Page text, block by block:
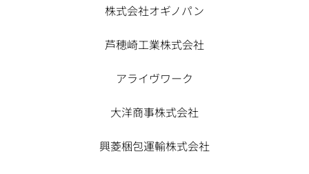
株式会社オギノパン
芦穂崎工業株式会社
アライヴワーク
大洋商事株式会社
興菱梱包運輸株式会社